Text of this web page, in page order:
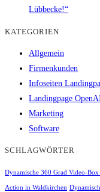
Lübbecke!“
KATEGORIEN
Allgemein
Firmenkunden
Infoseiten
Landingpage
Marketing
Software
SCHLAGWÖRTER
Dynamische 360 Grad Video-
Action in Waldkirchen